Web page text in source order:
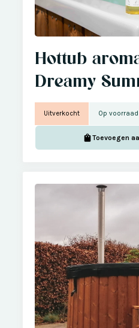
Hottub
Dreamy
Uitverkocht Op voorraad
Toevoegen